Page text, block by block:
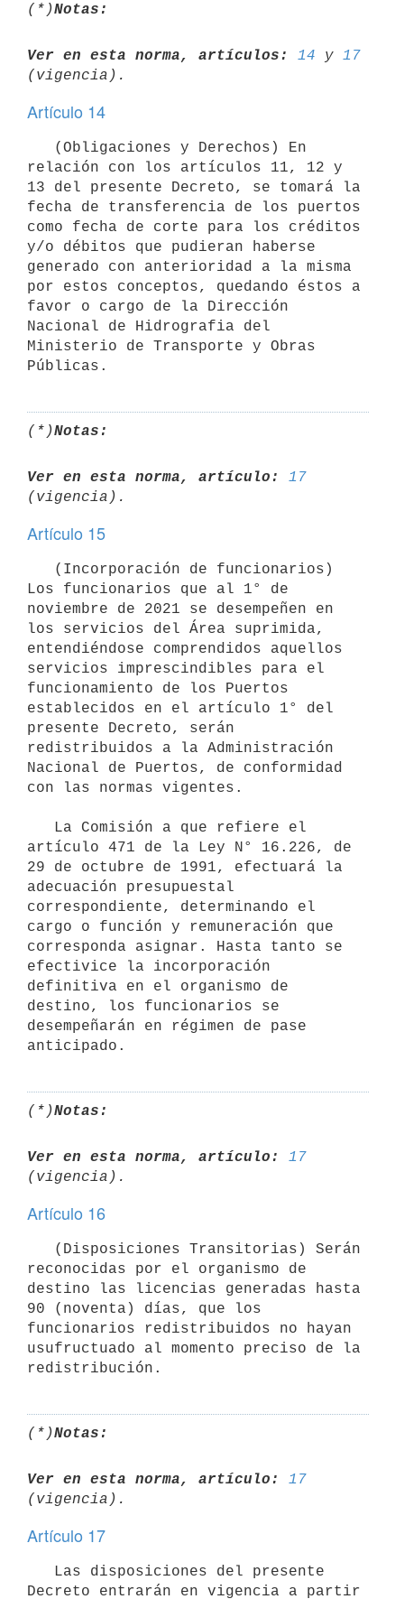
(*)Notas:
Ver en esta norma, artículos: 14 y 17
Artículo 14
relación con los artículos 11, 12 y
13 del presente Decreto, se tomará la
fecha de transferencia de los puertos
como fecha de corte para los créditos
y/o débitos que pudieran haberse
generado con anterioridad a la misma
por estos conceptos, quedando éstos a
favor o cargo de la Dirección
Nacional de Hidrografia del
Ministerio de Transporte y Obras
(*)Notas:
Ver en esta norma, artículo:
17
Artículo 15
Los funcionarios que al 1° de
noviembre de 2021 se desempeñen en
los servicios del Área suprimida,
entendiéndose comprendidos aquellos
servicios imprescindibles para el
funcionamiento de los Puertos
establecidos en el artículo 1° del
presente Decreto, serán
redistribuidos a la Administración
Nacional de Puertos, de conformidad
con las normas vigentes.
artículo 471 de la Ley N° 16.226, de
29 de octubre de 1991, efectuará la
adecuación presupuestal
correspondiente, determinando el
cargo o función y remuneración que
corresponda asignar. Hasta tanto se
efectivice la incorporación
definitiva en el organismo de
destino, los funcionarios se
desempeñarán en régimen de pase
(*)Notas:
Ver en esta norma, artículo:
17
Artículo 16
reconocidas por el organismo de
destino las licencias generadas hasta
90 (noventa) días, que los
funcionarios redistribuidos no hayan
usufructuado al momento preciso de la
(*)Notas:
Ver en esta norma, artículo:
17
Artículo 17
Decreto entrarán en vigencia a partir